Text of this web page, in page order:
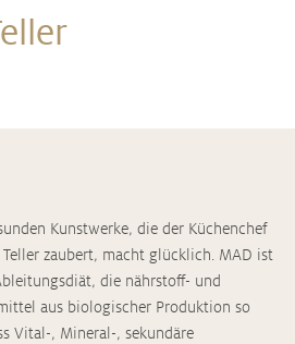
Kunstwerke, die der Küchenchef
zaubert, macht glücklich. MAD ist
die nährstoff- und
aus biologischer Produktion so
Vital-, Mineral-, sekundäre